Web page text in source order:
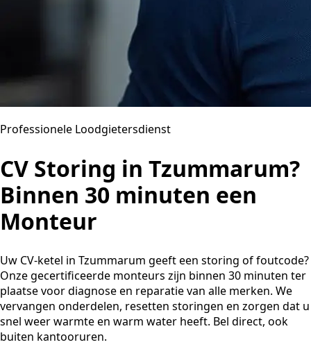
Professionele Loodgietersdienst
CV Storing in Tzummarum?
Binnen 30 minuten een
Monteur
Uw CV-ketel in Tzummarum geeft een storing of foutcode?
Onze gecertificeerde monteurs zijn binnen 30 minuten ter
plaatse voor diagnose en reparatie van alle merken. We
vervangen onderdelen, resetten storingen en zorgen dat u
snel weer warmte en warm water heeft. Bel direct, ook
buiten kantooruren.